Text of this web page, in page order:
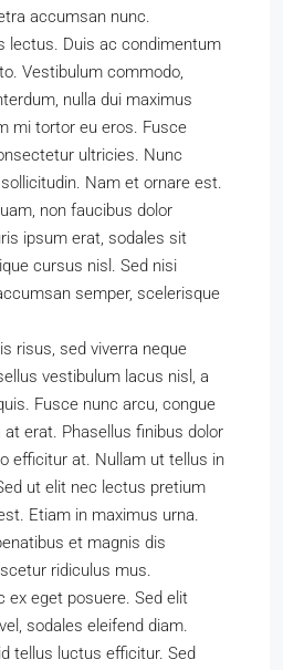
accumsan nunc.
lectus. Duis ac condimentum
Vestibulum commodo,
nulla dui maximus
mi tortor eu eros. Fusce
ultricies. Nunc
Nam et ornare est.
non faucibus dolor
ipsum erat, sodales sit
cursus nisl. Sed nisi
semper, scelerisque
risus, sed viverra neque
vestibulum lacus nisl, a
Fusce nunc arcu, congue
at erat. Phasellus finibus dolor
efficitur at. Nullam ut tellus in
ut elit nec lectus pretium
Etiam in maximus urna.
et magnis dis
ridiculus mus.
ex eget posuere. Sed elit
sodales eleifend diam.
tellus luctus efficitur. Sed